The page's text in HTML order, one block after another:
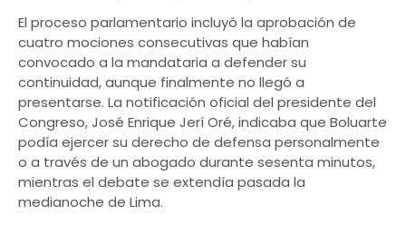
El proceso parlamentario incluyó la aprobación de
cuatro mociones consecutivas que habían
convocado a la mandataria a defender su
continuidad, aunque finalmente no llegó a
presentarse. La notificación oficial del presidente del
Congreso, José Enrique Jerí Oré, indicaba que Boluarte
podía ejercer su derecho de defensa personalmente
o a través de un abogado durante sesenta minutos,
mientras el debate se extendía pasada la
medianoche de Lima.